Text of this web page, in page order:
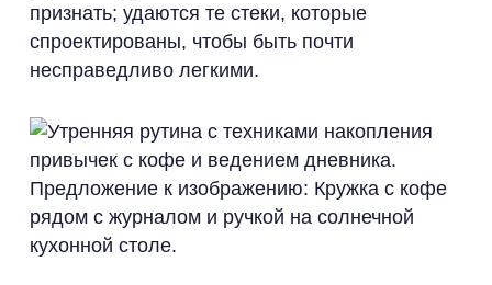
признать; удаются те стеки, которые
спроектированы, чтобы быть почти
несправедливо легкими.
Предложение к изображению: Кружка с кофе
рядом с журналом и ручкой на солнечной
кухонной столе.